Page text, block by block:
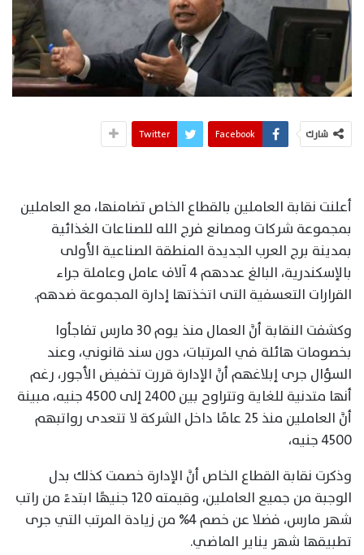
شارك Facebook
Twitter
أعلنت نقابة العاملين بالقطاع الخاص تضامنها، مع العاملين
بمجموعة شركات ومصانع فرج الله للصناعات الغذائية
بمدينة برج العرب الجديدة المنطقة الصناعية الأولى
بالإسكندرية، البالغ عددهم 4 آلاف عامل وعاملة جراء
القرارات التعسفية التى اتخذتها إدارة المجموعة ضدهم.
وكشفت النقابة أنَّ العمال منذ يوم 30 مارس تفاجأوا
بخصومات هائلة في المرتبات، دون سند قانوني، وعند
السؤال جرى إبلاغهم أنَّ الإدارة قررت تخفيض الأجور، رغم
أنها متدنية للغاية وتتراوح بين 2400 إلى 4500 جنيه، مبينة
أنَّ العاملين منذ 25 عامًا داخل الشركة لا تتعدى رواتبهم
4500 جنيه،
وذكرت نقابة القطاع الخاص أنَّ الإدارة خصمت كذلك بدل
الوجبة من جميع العاملين، وقيمته 120 جنيهًا ابتدءً من راتب
شهر مارس، فضلا عن خصم 4% من زيادة المرتب التي جرى
تطبيقها شهر يناير الماضي.